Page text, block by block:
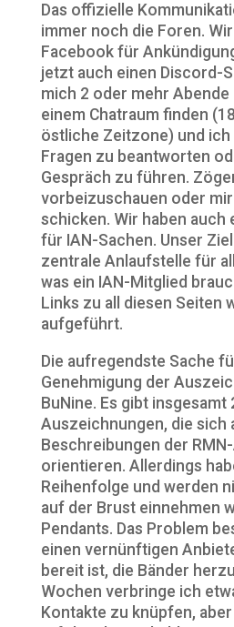
Das offizielle
immer noch die Foren.
Facebook für
jetzt auch einen Discord-
mich 2 oder mehr Abende
einem Chatraum finden
östliche Zeitzone) und
Fragen zu beantworten
Gespräch zu führen.
vorbeizuschauen oder
schicken. Wir haben auch
für IAN-Sachen. Unser
zentrale Anlaufstelle für
was ein IAN-Mitglied
Links zu all diesen Seiten
aufgeführt.
Die aufregendste Sache
Genehmigung der
BuNine. Es gibt insgesamt
Auszeichnungen, die sich
Beschreibungen der
orientieren. Allerdings
Reihenfolge und werden
auf der Brust einnehmen
Pendants. Das Problem
einen vernünftigen
bereit ist, die Bänder
Wochen verbringe ich
Kontakte zu knüpfen,